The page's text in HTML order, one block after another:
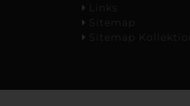
Links
Sitemap
Sitemap Kollektion